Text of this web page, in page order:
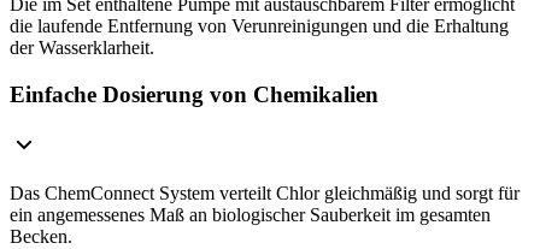
die laufende Entfernung von Verunreinigungen und die Erhaltung
der Wasserklarheit.
Einfache Dosierung von Chemikalien
Das ChemConnect System verteilt Chlor gleichmäßig und sorgt für
ein angemessenes Maß an biologischer Sauberkeit im gesamten
Becken.